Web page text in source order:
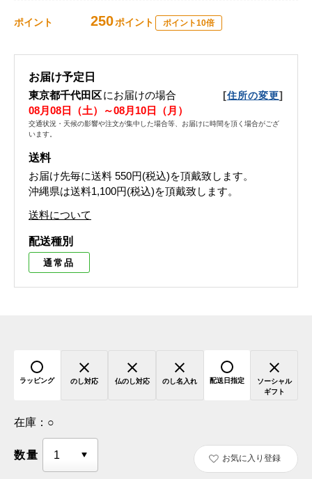
ポイント 250ポイント ポイント10倍
お届け予定日
東京都千代田区にお届けの場合 [住所の変更]
08月08日（土）～08月10日（月）
交通状況・天候の影響や注文が集中した場合等、お届けに時間を頂く場合がござ
います。
送料
お届け先毎に送料 550円(税込)を頂戴致します。
沖縄県は送料1,100円(税込)を頂戴致します。
送料について
配送種別
通常品
ラッピング のし対応 仏のし対応 のし名入れ 配送日指定
ソーシャル
ギフト
在庫： ○
数量 お気に入り登録